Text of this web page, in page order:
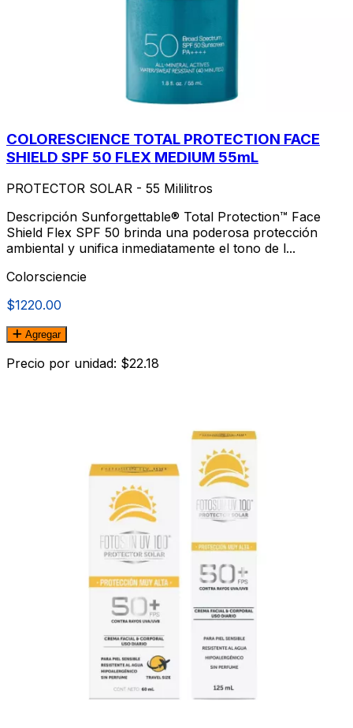
COLORESCIENCE TOTAL PROTECTION FACE
SHIELD SPF 50 FLEX MEDIUM 55mL
PROTECTOR SOLAR - 55 Mililitros
Descripción Sunforgettable® Total Protection™ Face
Shield Flex SPF 50 brinda una poderosa protección
ambiental y unifica inmediatamente el tono de l...
Colorsciencie
$1220.00
Agregar
Precio por unidad: $22.18